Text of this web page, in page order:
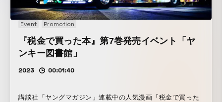
Event Promotion
『税金で買った本』第7巻発売イベント「ヤ
ンキー図書館」
2023 00:01:40
講談社「ヤングマガジン」連載中の人気漫画『税金で買った